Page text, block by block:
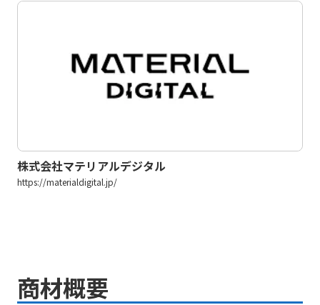
株式会社マテリアルデジタル
https://materialdigital.jp/
商材概要